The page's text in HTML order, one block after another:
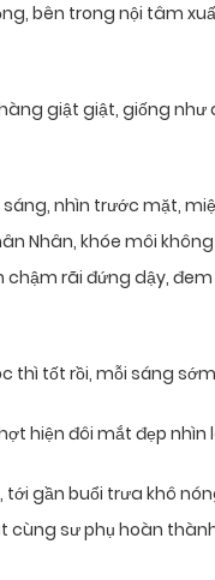
bên trong nội tâm
giật giật, giống như
nhìn trước mặt,
Nhân, khóe môi
chậm rãi đứng dậy,
thì tốt rồi, mỗi sáng
hiện đôi mắt đẹp
gần buổi trưa khô
sư phụ hoàn